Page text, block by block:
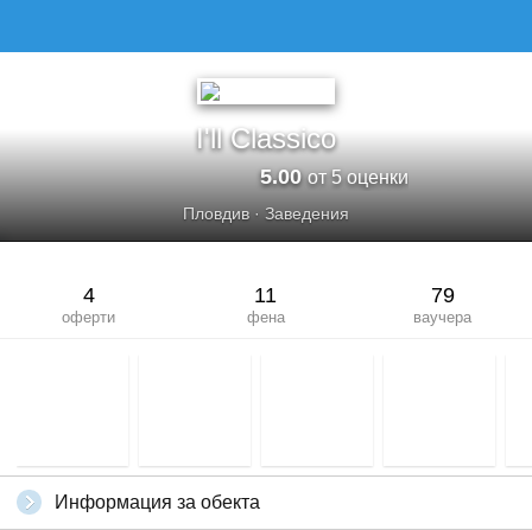
I'll Classico
5.00от 5 оценки
Пловдив· Заведения
4
оферти
11
фена
79
ваучера
Информация за обекта